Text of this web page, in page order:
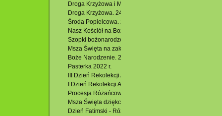
Droga Krzyżowa i Msza Święta. 03.03.2023 r.
Droga Krzyżowa. 24.02.2023 r.
Środa Popielcowa. 22.02.2023 r.
Nasz Kościół na Boże Narodzenie 2022 r.
Szopki bożonarodzeniowe w Kościołach filialnych w
Msza Święta na zakończenie roku oraz nabożeństwo
Boże Narodzenie. 25.12.2022 r.
Pasterka 2022 r.
III Dzień Rekolekcji Adwentowych 2022. 10.12.2022 r.
I Dzień Rekolekcji Adwentowych 2022. 08.12.2022 r.
Procesja Różańcowa w Potoczku. 23.10.2022 r.
Msza Święta dziękczynna z racji 100. urodzin Heleny H.
Dzień Fatimski - Różaniec. 13.10.2022 r.